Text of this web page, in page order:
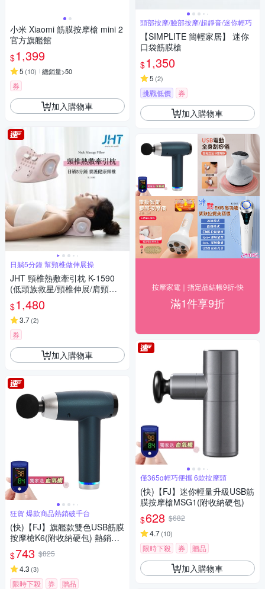
小米 Xiaomi 筋膜按摩槍 mini 2
官方旗艦館
$1,399
5 (10) 總銷量>50
券
加入購物車
日躺5分鐘 幫頸椎做伸展操
JHT 頸椎熱敷牽引枕 K-1590
(低頭族救星/頸椎伸展/肩頸按
摩/5段溫控)
$1,480
3.7(2)
券
加入購物車
狂賀 爆款商品熱銷破千台
(快)【FJ】旗艦款雙色USB筋膜
按摩槍K6(附收納硬包) 熱銷推
薦
$743 $825
4.3 (3)
限時下殺 券 贈品
頭部按摩/臉部按摩/超靜音/迷你輕巧
【SIMPLITE 簡輕家居】 迷你
口袋筋膜槍
$1,350
5 (2)
挑戰低價 券
加入購物車
按摩家電｜指定品結帳9折-快
滿1件享9折
僅365g輕巧便攜 6款按摩頭
(快)【FJ】迷你輕量升級USB筋
膜按摩槍MSG1(附收納硬包)
$628 $682
4.7(10)
限時下殺 券 贈品
加入購物車